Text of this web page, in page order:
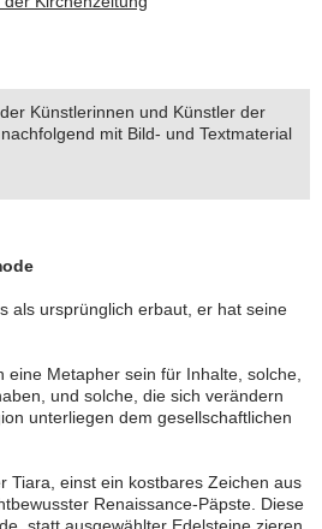
Künstlerinnen und Künstler der
mit Bild- und Textmaterial
als ursprünglich erbaut, er hat seine
eine Metapher sein für Inhalte, solche,
und solche, die sich verändern
unterliegen dem gesellschaftlichen
Tiara, einst ein kostbares Zeichen aus
Renaissance-Päpste. Diese
statt ausgewählter Edelsteine zieren